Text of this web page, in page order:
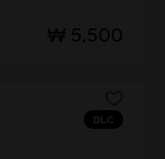
₩ 5,500
DLC